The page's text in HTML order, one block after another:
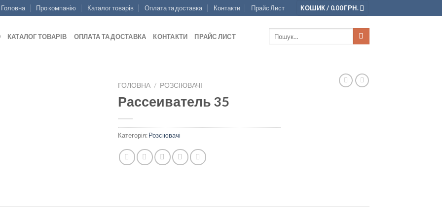
Головна Про компанію Каталог товарів Оплата та доставка Контакти Прайс Лист КОШИК / 0.00ГРН.
КАТАЛОГ ТОВАРІВ ОПЛАТА ТА ДОСТАВКА КОНТАКТИ ПРАЙС ЛИСТ
ГОЛОВНА / РОЗСІЮВАЧІ
Рассеиватель 35
Категорія:Розсіювачі